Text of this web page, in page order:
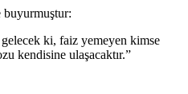
buyurmuştur:
ki, faiz yemeyen kimse
kendisine ulaşacaktır.”